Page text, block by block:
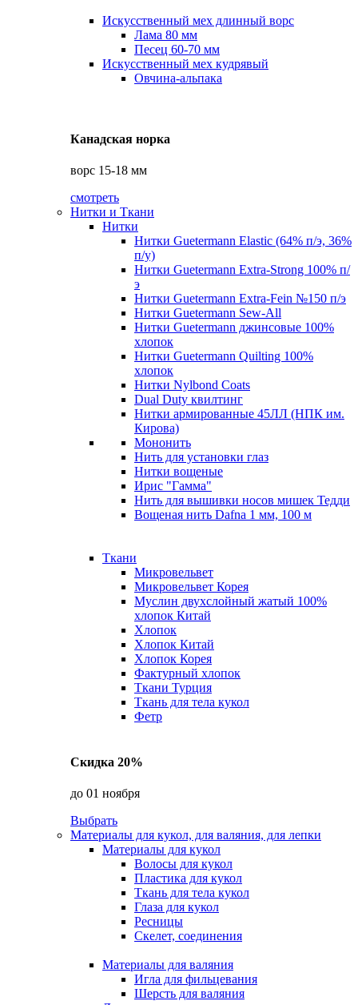
Искусственный мех длинный ворс
Лама 80 мм
Песец 60-70 мм
Искусственный мех кудрявый
Овчина-альпака
Канадская норка
ворс 15-18 мм
смотреть
Нитки и Ткани
Нитки
Нитки Guetermann Elastic (64% п/э, 36%
п/у)
Нитки Guetermann Extra-Strong 100% п/
э
Нитки Guetermann Extra-Fein №150 п/э
Нитки Guetermann Sew-All
Нитки Guetermann джинсовые 100%
хлопок
Нитки Guetermann Quilting 100%
хлопок
Нитки Nylbond Coats
Dual Duty квилтинг
Нитки армированные 45ЛЛ (НПК им.
Кирова)
Мононить
Нить для установки глаз
Нитки вощеные
Ирис "Гамма"
Нить для вышивки носов мишек Тедди
Вощеная нить Dafna 1 мм, 100 м
Ткани
Микровельвет
Микровельвет Корея
Муслин двухслойный жатый 100%
хлопок Китай
Хлопок
Хлопок Китай
Хлопок Корея
Фактурный хлопок
Ткани Турция
Ткань для тела кукол
Фетр
Скидка 20%
до 01 ноября
Выбрать
Материалы для кукол, для валяния, для лепки
Материалы для кукол
Волосы для кукол
Пластика для кукол
Ткань для тела кукол
Глаза для кукол
Ресницы
Скелет, соединения
Материалы для валяния
Игла для фильцевания
Шерсть для валяния